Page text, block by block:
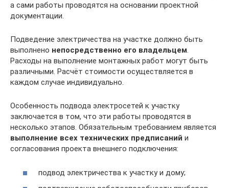
а сами работы проводятся на основании проектной
документации.
Подведение электричества на участке должно быть
выполнено непосредственно его владельцем.
Расходы на выполнение монтажных работ могут быть
различными. Расчёт стоимости осуществляется в
каждом случае индивидуально.
Особенность подвода электросетей к участку
заключается в том, что эти работы проводятся в
несколько этапов. Обязательным требованием является
выполнение всех технических предписаний и
согласования проекта внешнего подключения:
подвод электричества к участку и дому;